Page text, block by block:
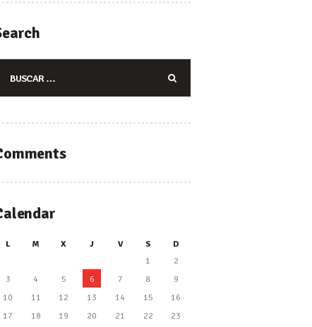
L M X J V S
D
1
2
3
4 5 6 7 8
9
10
11 12 13 14 15
16
17
18 19 20 21 22
23